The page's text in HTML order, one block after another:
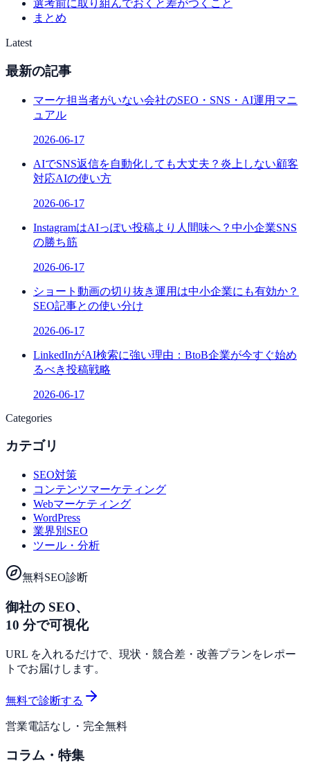
選考前に取り組んでおくと差がつくこと
まとめ
Latest
最新の記事
マーケ担当者がいない会社のSEO・SNS・AI運用マニ
ュアル
2026-06-17
AIでSNS返信を自動化しても大丈夫？炎上しない顧客
対応AIの使い方
2026-06-17
InstagramはAIっぽい投稿より人間味へ？中小企業SNS
の勝ち筋
2026-06-17
ショート動画の切り抜き運用は中小企業にも有効か？
SEO記事との使い分け
2026-06-17
LinkedInがAI検索に強い理由：BtoB企業が今すぐ始め
るべき投稿戦略
2026-06-17
Categories
カテゴリ
SEO対策
コンテンツマーケティング
Webマーケティング
WordPress
業界別SEO
ツール・分析
無料SEO診断
御社の SEO、
10 分で可視化
URL を入れるだけで、現状・競合差・改善プランをレポー
トでお届けします。
無料で診断する
営業電話なし・完全無料
コラム・特集